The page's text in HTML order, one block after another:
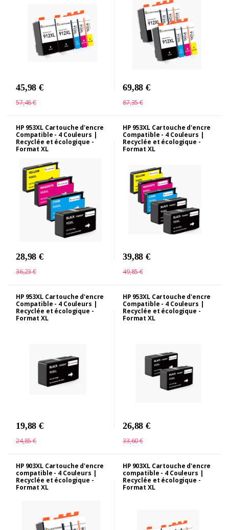
45,98 €
57,48 €
69,88 €
87,35 €
HP 953XL Cartouche d'encre
Compatible - 4 Couleurs |
Recyclée et écologique -
Format XL
28,98 €
36,23 €
HP 953XL Cartouche d'encre
Compatible - 4 Couleurs |
Recyclée et écologique -
Format XL
39,88 €
49,85 €
HP 953XL Cartouche d'encre
Compatible - 4 Couleurs |
Recyclée et écologique -
Format XL
19,88 €
24,85 €
HP 953XL Cartouche d'encre
Compatible - 4 Couleurs |
Recyclée et écologique -
Format XL
26,88 €
33,60 €
HP 903XL Cartouche d'encre
compatible - 4 Couleurs |
Recyclée et écologique -
Format XL
HP 903XL Cartouche d'encre
compatible - 4 Couleurs |
Recyclée et écologique -
Format XL